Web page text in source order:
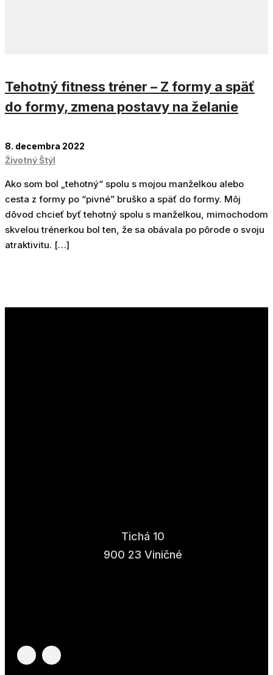
Tehotný fitness tréner – Z formy a späť
do formy, zmena postavy na želanie
8. decembra 2022
Životný Štýl
Ako som bol „tehotný“ spolu s mojou manželkou alebo
cesta z formy po “pivné” bruško a späť do formy. Môj
dôvod chcieť byť tehotný spolu s manželkou, mimochodom
skvelou trénerkou bol ten, že sa obávala po pôrode o svoju
atraktivitu. […]
Tichá 10
900 23 Viničné